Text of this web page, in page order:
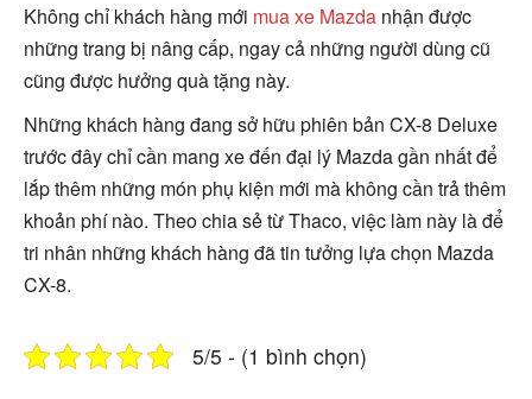
Không chỉ khách hàng mới mua xe Mazda nhận được
những trang bị nâng cấp, ngay cả những người dùng cũ
cũng được hưởng quà tặng này.
Những khách hàng đang sở hữu phiên bản CX-8 Deluxe
trước đây chỉ cần mang xe đến đại lý Mazda gần nhất để
lắp thêm những món phụ kiện mới mà không cần trả thêm
khoản phí nào. Theo chia sẻ từ Thaco, việc làm này là để
tri nhân những khách hàng đã tin tưởng lựa chọn Mazda
CX-8.
5/5 - (1 bình chọn)